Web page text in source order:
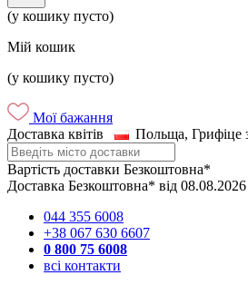
(у кошику пусто)
Мій кошик
(у кошику пусто)
Мої бажання
Доставка квітів
Польща, Грифіце
Вартість доставки Безкоштовна*
Доставка Безкоштовна* від 08.08.2026
044 355 6008
+38 067 630 6607
0 800 75 6008
всі контакти